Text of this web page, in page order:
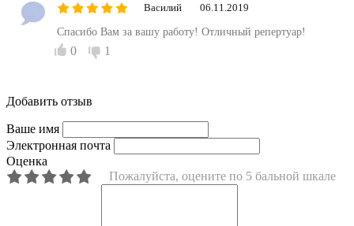
Василий 06.11.2019
Спасибо Вам за вашу работу! Отличный репертуар!
0 1
Добавить отзыв
Ваше имя
Электронная почта
Оценка
Пожалуйста, оцените по 5 бальной шкале